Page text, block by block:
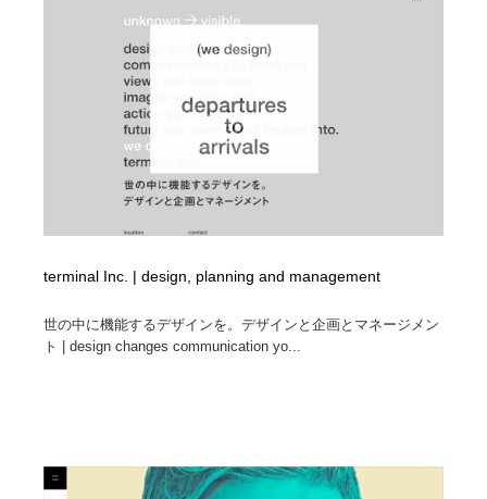
terminal Inc. | design, planning and management
世の中に機能するデザインを。デザインと企画とマネージメン
ト | design changes communication yo...